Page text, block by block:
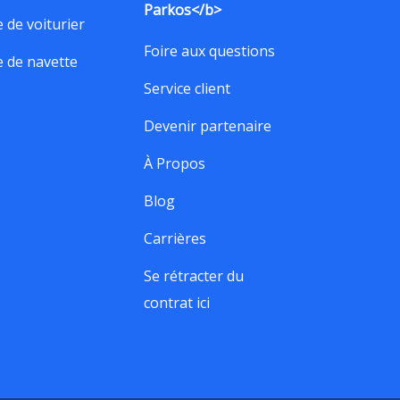
de voiturier
de navette
Parkos</b>
Foire aux questions
Service client
Devenir partenaire
À Propos
Blog
Carrières
Se rétracter du
contrat ici